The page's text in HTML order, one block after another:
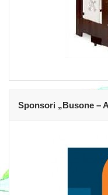
Sponsori „Busone –